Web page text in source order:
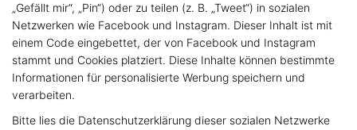
„Gefällt mir“, „Pin“) oder zu teilen (z. B. „Tweet“) in sozialen
Netzwerken wie Facebook und Instagram. Dieser Inhalt ist mit
einem Code eingebettet, der von Facebook und Instagram
stammt und Cookies platziert. Diese Inhalte können bestimmte
Informationen für personalisierte Werbung speichern und
verarbeiten.
Bitte lies die Datenschutzerklärung dieser sozialen Netzwerke